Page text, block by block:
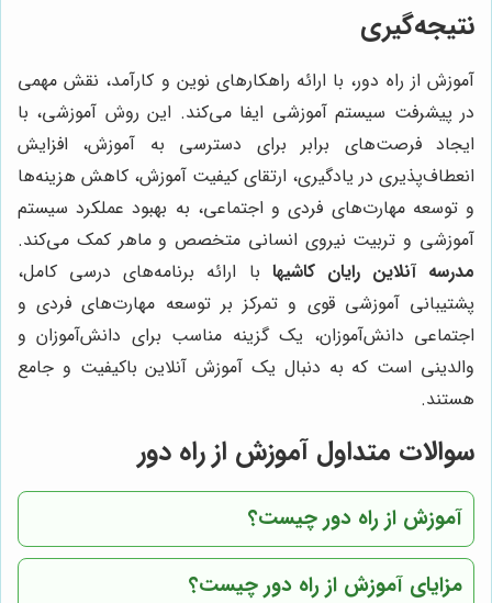
نتیجه‌گیری
آموزش از راه دور، با ارائه راهکارهای نوین و کارآمد، نقش مهمی
در پیشرفت سیستم آموزشی ایفا می‌کند. این روش آموزشی، با
ایجاد فرصت‌های برابر برای دسترسی به آموزش، افزایش
انعطاف‌پذیری در یادگیری، ارتقای کیفیت آموزش، کاهش هزینه‌ها
و توسعه مهارت‌های فردی و اجتماعی، به بهبود عملکرد سیستم
آموزشی و تربیت نیروی انسانی متخصص و ماهر کمک می‌کند.
مدرسه آنلاین رایان کاشیها با ارائه برنامه‌های درسی کامل،
پشتیبانی آموزشی قوی و تمرکز بر توسعه مهارت‌های فردی و
اجتماعی دانش‌آموزان، یک گزینه مناسب برای دانش‌آموزان و
والدینی است که به دنبال یک آموزش آنلاین باکیفیت و جامع
هستند.
سوالات متداول آموزش از راه دور
آموزش از راه دور چیست؟
مزایای آموزش از راه دور چیست؟